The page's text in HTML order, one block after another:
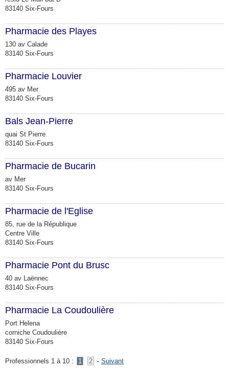
83140 Six-Fours
Pharmacie des Playes
130 av Calade
83140 Six-Fours
Pharmacie Louvier
495 av Mer
83140 Six-Fours
Bals Jean-Pierre
quai St Pierre
83140 Six-Fours
Pharmacie de Bucarin
av Mer
83140 Six-Fours
Pharmacie de l'Eglise
85, rue de la République
Centre Ville
83140 Six-Fours
Pharmacie Pont du Brusc
40 av Laënnec
83140 Six-Fours
Pharmacie La Coudoulière
Port Helena
corniche Coudoulière
83140 Six-Fours
Professionnels 1 à 10 : 1 2 - Suivant